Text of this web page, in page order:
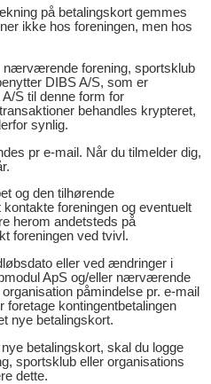
på betalingskort gemmes
ikke hos foreningen, men hos
nærværende forening, sportsklub
DIBS A/S, som er
S til denne form for
behandles krypteret,
synlig.
pr e-mail. Når du tilmelder dig,
og den tilhørende
kontakte foreningen og eventuelt
herom andetsteds på
foreningen ved tvivl.
eller ved ændringer i
ApS og/eller nærværende
påmindelse pr. e-mail
foretage kontingentbetalingen
nye betalingskort.
betalingskort, skal du logge
sportsklub eller organisations
dette.